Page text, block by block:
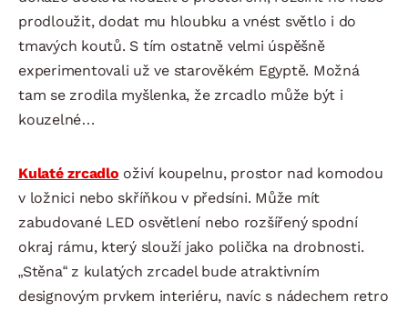
prodloužit, dodat mu hloubku a vnést světlo i do
tmavých koutů. S tím ostatně velmi úspěšně
experimentovali už ve starověkém Egyptě. Možná
tam se zrodila myšlenka, že zrcadlo může být i
kouzelné…
Kulaté zrcadlo oživí koupelnu, prostor nad komodou
v ložnici nebo skříňkou v předsíni. Může mít
zabudované LED osvětlení nebo rozšířený spodní
okraj rámu, který slouží jako polička na drobnosti.
„Stěna“ z kulatých zrcadel bude atraktivním
designovým prvkem interiéru, navíc s nádechem retro